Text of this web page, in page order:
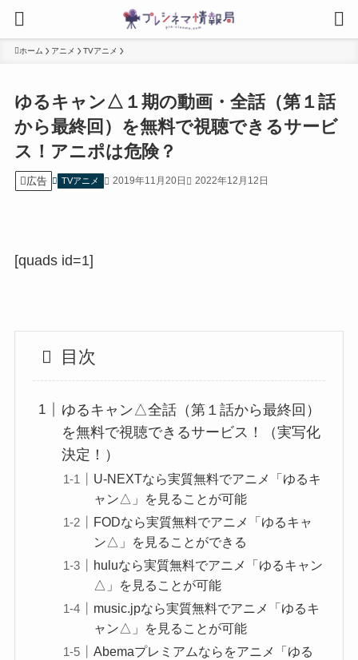
ホーム アニメ TVアニメ
ゆるキャン△１期の動画・全話（第１話
から最終回）を無料で視聴できるサービ
ス！アニポは危険？
広告 TVアニメ 2019年11月20日 2022年12月12日
[quads id=1]
目次
ゆるキャン△全話（第１話から最終回）
を無料で視聴できるサービス！（実写化
決定！）
U-NEXTなら実質無料でアニメ「ゆるキ
ャン△」を見ることが可能
FODなら実質無料でアニメ「ゆるキャ
ン△」を見ることができる
huluなら実質無料でアニメ「ゆるキャン
△」を見ることが可能
music.jpなら実質無料でアニメ「ゆるキ
ャン△」を見ることが可能
Abemaプレミアムならをアニメ「ゆる